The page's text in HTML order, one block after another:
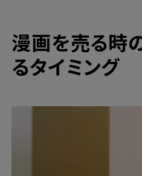
漫画を売る時
るタイミング